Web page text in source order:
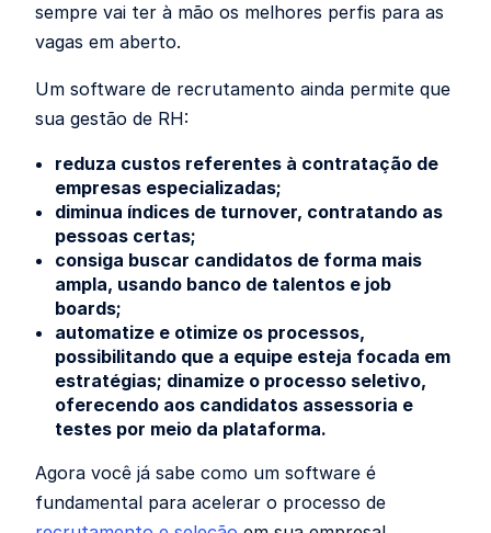
sempre vai ter à mão os melhores perfis para as
vagas em aberto.
Um software de recrutamento ainda permite que
sua gestão de RH:
reduza custos referentes à contratação de
empresas especializadas;
diminua índices de turnover, contratando as
pessoas certas;
consiga buscar candidatos de forma mais
ampla, usando banco de talentos e job
boards;
automatize e otimize os processos,
possibilitando que a equipe esteja focada em
estratégias; dinamize o processo seletivo,
oferecendo aos candidatos assessoria e
testes por meio da plataforma.
Agora você já sabe como um software é
fundamental para acelerar o processo de